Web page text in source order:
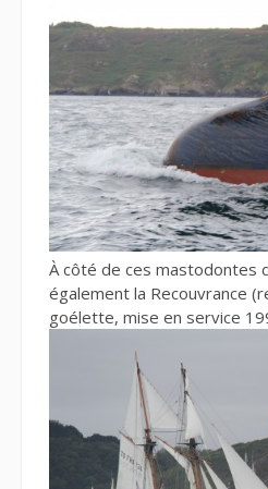
À côté de ces mastodontes
également la Recouvrance
goélette, mise en service